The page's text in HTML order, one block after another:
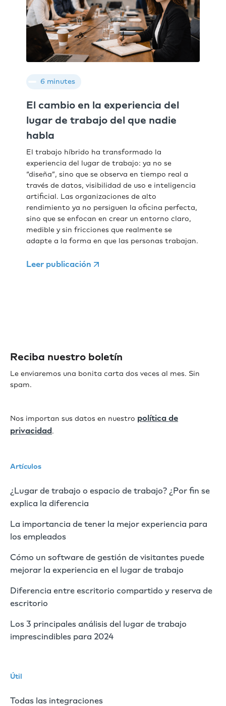
6 minutes
El cambio en la experiencia del
lugar de trabajo del que nadie
habla
El trabajo híbrido ha transformado la
experiencia del lugar de trabajo: ya no se
“diseña”, sino que se observa en tiempo real a
través de datos, visibilidad de uso e inteligencia
artificial. Las organizaciones de alto
rendimiento ya no persiguen la oficina perfecta,
sino que se enfocan en crear un entorno claro,
medible y sin fricciones que realmente se
adapte a la forma en que las personas trabajan.
Leer publicación
Reciba nuestro boletín
Le enviaremos una bonita carta dos veces al mes. Sin
spam.
Nos importan sus datos en nuestro política de
privacidad.
Artículos
¿Lugar de trabajo o espacio de trabajo? ¿Por fin se
explica la diferencia
La importancia de tener la mejor experiencia para
los empleados
Cómo un software de gestión de visitantes puede
mejorar la experiencia en el lugar de trabajo
Diferencia entre escritorio compartido y reserva de
escritorio
Los 3 principales análisis del lugar de trabajo
imprescindibles para 2024
Útil
Todas las integraciones